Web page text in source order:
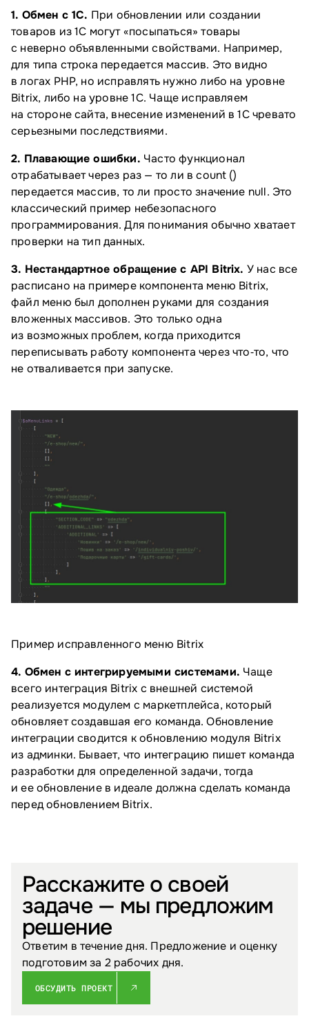
1. Обмен с 1С. При обновлении или создании
товаров из 1С могут «посыпаться» товары
с неверно объявленными свойствами. Например,
для типа строка передается массив. Это видно
в логах PHP, но исправлять нужно либо на уровне
Bitrix, либо на уровне 1С. Чаще исправляем
на стороне сайта, внесение изменений в 1С чревато
серьезными последствиями.
2. Плавающие ошибки. Часто функционал
отрабатывает через раз — то ли в count ()
передается массив, то ли просто значение null. Это
классический пример небезопасного
программирования. Для понимания обычно хватает
проверки на тип данных.
3. Нестандартное обращение с API Bitrix. У нас все
расписано на примере компонента меню Bitrix,
файл меню был дополнен руками для создания
вложенных массивов. Это только одна
из возможных проблем, когда приходится
переписывать работу компонента через что‑то, что
не отваливается при запуске.
Пример исправленного меню Bitrix
4. Обмен с интегрируемыми системами. Чаще
всего интеграция Bitrix с внешней системой
реализуется модулем с маркетплейса, который
обновляет создавшая его команда. Обновление
интеграции сводится к обновлению модуля Bitrix
из админки. Бывает, что интеграцию пишет команда
разработки для определенной задачи, тогда
и ее обновление в идеале должна сделать команда
перед обновлением Bitrix.
Расскажите о своей
задаче — мы предложим
решение
Ответим в течение дня. Предложение и оценку
подготовим за 2 рабочих дня.
ОБСУДИТЬ ПРОЕКТ